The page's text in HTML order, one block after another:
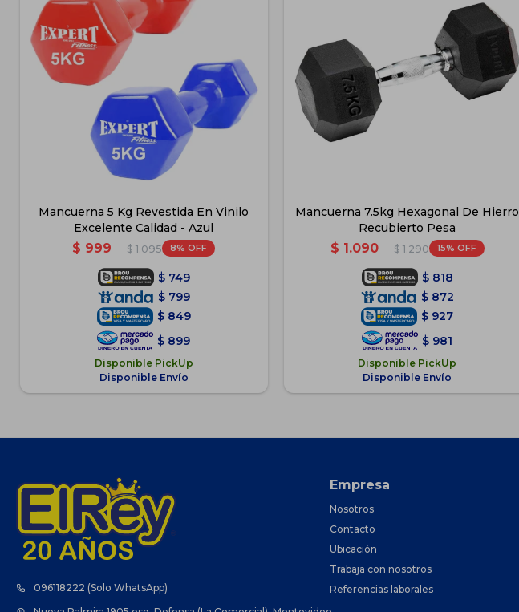
Mancuerna 5 Kg Revestida En Vinilo
Excelente Calidad - Azul
$ 999 $ 1.095 8
$ 749
$ 799
$ 849
$ 899
Disponible PickUp
Disponible Envío
Mancuerna 7.5kg Hexagonal De Hierro
Recubierto Pesa
$ 1.090 $ 1.290 15
$ 818
$ 872
$ 927
$ 981
Disponible PickUp
Disponible Envío
096118222 (Solo WhatsApp)
Empresa
Nosotros
Contacto
Ubicación
Trabaja con nosotros
Referencias laborales